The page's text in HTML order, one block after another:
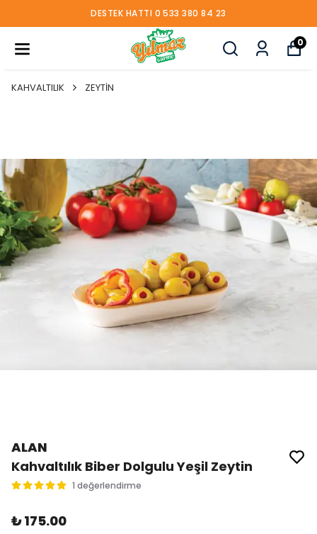
DESTEK HATTI 0 533 380 84 23
0
KAHVALTILIK ZEYTİN
ALAN
Kahvaltılık Biber Dolgulu Yeşil Zeytin
1 değerlendirme
₺ 175.00